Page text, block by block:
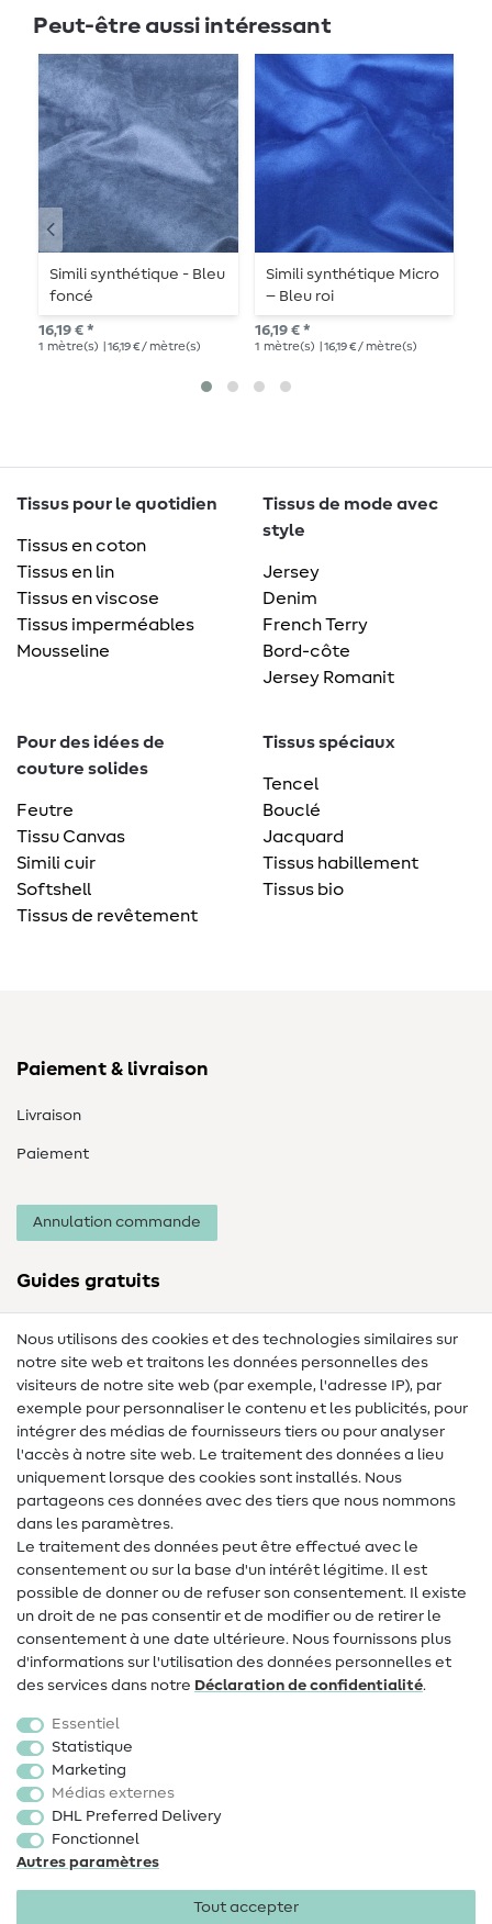
Peut-être aussi intéressant
Simili synthétique - Bleu
foncé
16,19 € *
1 mètre(s) | 16,19 € / mètre(s)
Simili synthétique Micro
– Bleu roi
16,19 € *
1 mètre(s) | 16,19 € / mètre(s)
Tissus pour le quotidien
Tissus en coton
Tissus en lin
Tissus en viscose
Tissus imperméables
Mousseline
Tissus de mode avec
style
Jersey
Denim
French Terry
Bord-côte
Jersey Romanit
Pour des idées de
couture solides
Feutre
Tissu Canvas
Simili cuir
Softshell
Tissus de revêtement
Tissus spéciaux
Tencel
Bouclé
Jacquard
Tissus habillement
Tissus bio
Paiement & livraison
Livraison
Paiement
Annulation commande
Guides gratuits
Lexique de couture
Tutos de couture
Aide & contact
Contact
Changement de propriétaire
FAQ
Droit de rétractation
Populaire
Accessoires de couture
Promotions
Nous utilisons des cookies et des technologies similaires sur
notre site web et traitons les données personnelles des
visiteurs de notre site web (par exemple, l'adresse IP), par
exemple pour personnaliser le contenu et les publicités, pour
intégrer des médias de fournisseurs tiers ou pour analyser
l'accès à notre site web. Le traitement des données a lieu
uniquement lorsque des cookies sont installés. Nous
partageons ces données avec des tiers que nous nommons
dans les paramètres.
Le traitement des données peut être effectué avec le
consentement ou sur la base d'un intérêt légitime. Il est
possible de donner ou de refuser son consentement. Il existe
un droit de ne pas consentir et de modifier ou de retirer le
consentement à une date ultérieure. Nous fournissons plus
d'informations sur l'utilisation des données personnelles et
des services dans notre Déclaration de confidentialité.
Essentiel
Statistique
Marketing
Médias externes
DHL Preferred Delivery
Fonctionnel
Autres paramètres
Tout accepter